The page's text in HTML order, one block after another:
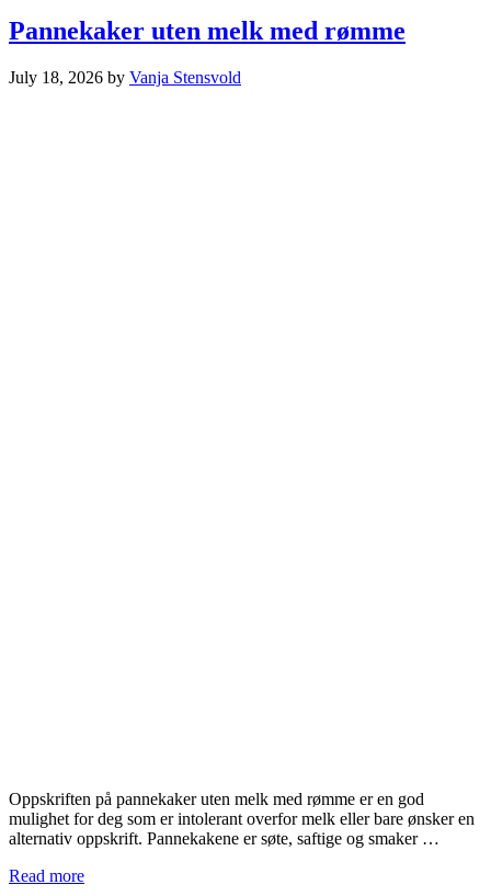
Pannekaker uten melk med rømme
July 18, 2026 by Vanja Stensvold
Oppskriften på pannekaker uten melk med rømme er en god
mulighet for deg som er intolerant overfor melk eller bare ønsker en
alternativ oppskrift. Pannekakene er søte, saftige og smaker …
Read more